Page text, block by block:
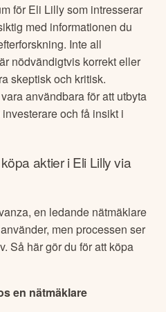
för Eli Lillysom intresserar
med informationen du
Inte all
nödvändigtvis korrekt eller
skeptisk och kritisk.
användbara för att utbyta
och få insikt i
aktier iEli Lillyvia
en ledande nätmäklare
men processen ser
Så här gör du för att köpa
en nätmäklare